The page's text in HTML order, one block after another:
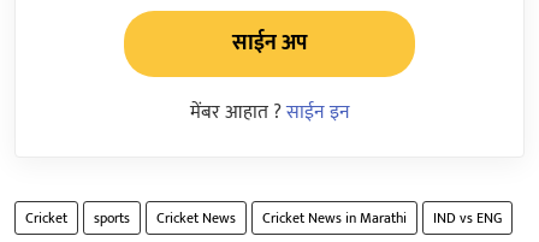
साईन अप
मेंबर आहात ?साईन इन
Cricket sports Cricket News Cricket News in Marathi
IND vs ENG